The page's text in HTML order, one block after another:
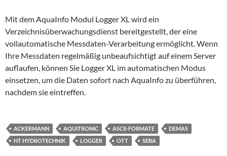
Mit dem AquaInfo Modul Logger XL wird ein
Verzeichnisüberwachungsdienst bereitgestellt, der eine
vollautomatische Messdaten-Verarbeitung ermöglicht. Wenn
Ihre Messdaten regelmäßig unbeaufsichtigt auf einem Server
auflaufen, können Sie Logger XL im automatischen Modus
einsetzen, um die Daten sofort nach AquaInfo zu überführen,
nachdem sie eintreffen.
ACKERMANN AQUITRONIC ASCII-FORMATE
DEMAS
HT HYDROTECHNIK
LOGGER OTT SEBA